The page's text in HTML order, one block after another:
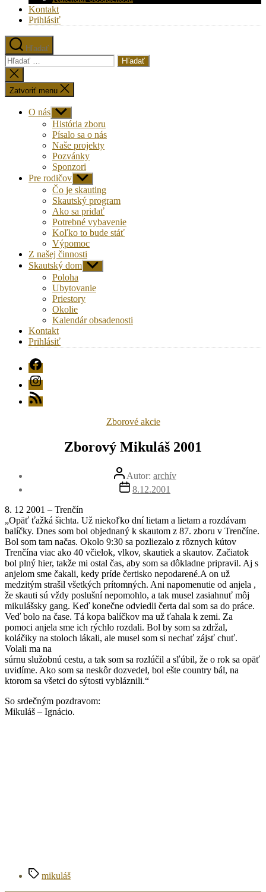
Kontakt
Prihlásiť
Hľadať
Vyhľadať:
Zatvoriť
vyhľadávanie
Zatvoriť menu
O nás Zobraziť
druhú
úroveň
navigácie
História zboru
Písalo sa o nás
Naše projekty
Pozvánky
Sponzori
Pre rodičov Zobraziť
druhú
úroveň
navigácie
Čo je skauting
Skautský program
Ako sa pridať
Potrebné vybavenie
Koľko to bude stáť
Výpomoc
Z našej činnosti
Skautský dom Zobraziť
druhú
úroveň
navigácie
Poloha
Ubytovanie
Priestory
Okolie
Kalendár obsadenosti
Kontakt
Prihlásiť
FB
Instagram
RSS
Kategórie
Zborové akcie
Zborový Mikuláš 2001
Autor
článku
Autor: archív
Dátum
článku
8.12.2001
8. 12 2001 – Trenčín
„Opäť ťažká šichta. Už niekoľko dní lietam a lietam a rozdávam
balíčky. Dnes som bol objednaný k skautom z 87. zboru v Trenčíne.
Bol som tam načas. Okolo 9:30 sa pozliezalo z rôznych kútov
Trenčína viac ako 40 včielok, vlkov, skautiek a skautov. Začiatok
bol plný hier, takže mi ostal čas, aby som sa dôkladne pripravil. Aj s
anjelom sme čakali, kedy príde čertisko nepodarené.A on už
medzitým strašil všetkých prítomných. Ani napomenutie od anjela ,
že skauti sú vždy poslušní nepomohlo, a tak musel zasiahnuť môj
mikulášsky gang. Keď konečne odviedli čerta dal som sa do práce.
Veď bolo na čase. Tá kopa balíčkov ma už ťahala k zemi. Za
pomoci anjela sme ich rýchlo rozdali. Bol by som sa zdržal,
koláčiky na stoloch lákali, ale musel som si nechať zájsť chuť.
Volali ma na
súrnu služobnú cestu, a tak som sa rozlúčil a sľúbil, že o rok sa opäť
uvidíme. Ako som sa neskôr dozvedel, bol ešte country bál, na
ktorom sa všetci do sýtosti vybláznili.“
So srdečným pozdravom:
Mikuláš – Ignácio.
Značkymikuláš